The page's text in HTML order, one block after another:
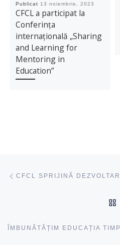
Publicat 13 noiembrie, 2023
CFCL a participat la
Conferința
internațională „Sharing
and Learning for
Mentoring in
Education”
Navigare articole